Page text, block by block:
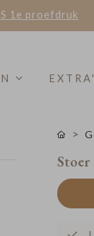
1e proefdruk